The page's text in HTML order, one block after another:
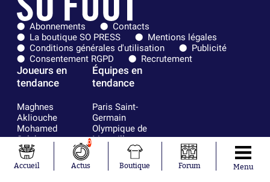
Abonnements
Contacts
La boutique SO PRESS
Mentions légales
Conditions générales d'utilisation
Publicité
Consentement RGPD
Recrutement
Joueurs en
tendance
Maghnes
Akliouche
Mohamed
Salah
Lionel Messi
Ferrán Torres
Kilian Corredor
Équipes en
tendance
Paris Saint-
Germain
Olympique de
Marseille
Real Madrid
Olympique
Accueil
0
Actus Boutique Forum Menu